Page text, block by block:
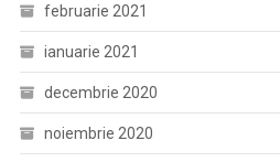
februarie 2021
ianuarie 2021
decembrie 2020
noiembrie 2020